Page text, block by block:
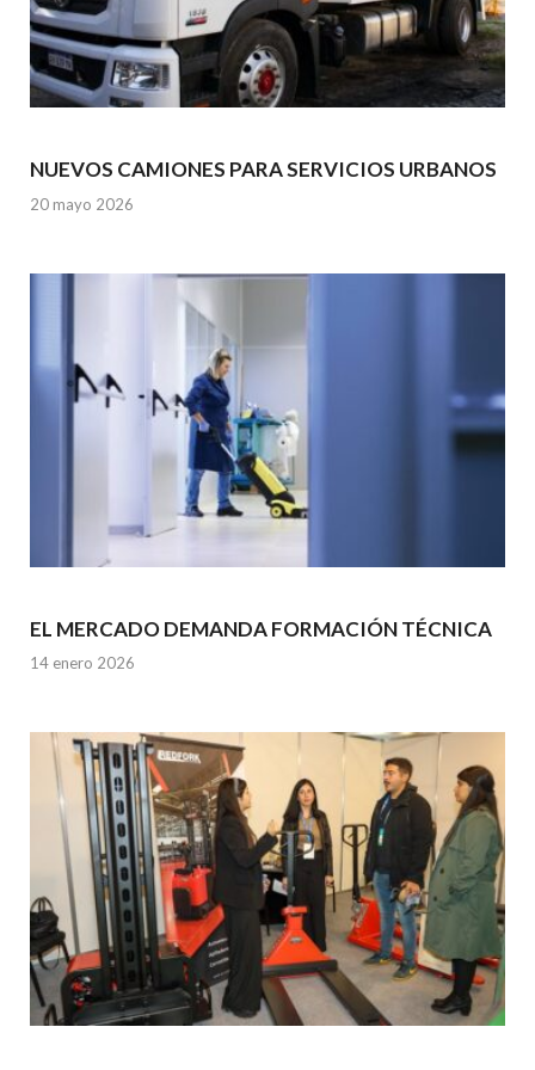
NUEVOS CAMIONES PARA SERVICIOS URBANOS
20 mayo 2026
EL MERCADO DEMANDA FORMACIÓN TÉCNICA
14 enero 2026